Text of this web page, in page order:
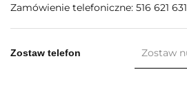
Zamówienie telefoniczne: 516 621 631
Zostaw telefon